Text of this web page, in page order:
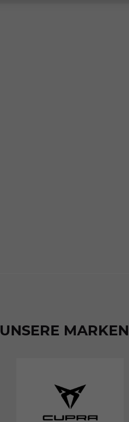
UNSERE MARKEN